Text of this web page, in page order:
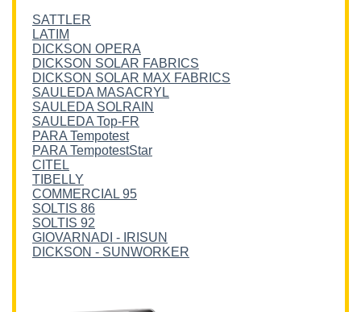
SATTLER
LATIM
DICKSON OPERA
DICKSON SOLAR FABRICS
DICKSON SOLAR MAX FABRICS
SAULEDA MASACRYL
SAULEDA SOLRAIN
SAULEDA Top-FR
PARA Tempotest
PARA TempotestStar
CITEL
TIBELLY
COMMERCIAL 95
SOLTIS 86
SOLTIS 92
GIOVARNADI - IRISUN
DICKSON - SUNWORKER